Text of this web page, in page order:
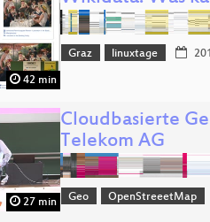
42 min
Graz linuxtage
27 min
Cloudbasierte
Telekom AG
Geo OpenStreeetMap